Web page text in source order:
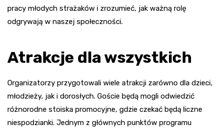
pracy młodych strażaków i zrozumieć, jak ważną rolę
odgrywają w naszej społeczności.
Atrakcje dla wszystkich
Organizatorzy przygotowali wiele atrakcji zarówno dla dzieci,
młodzieży, jak i dorosłych. Goście będą mogli odwiedzić
różnorodne stoiska promocyjne, gdzie czekać będą liczne
niespodzianki. Jednym z głównych punktów programu